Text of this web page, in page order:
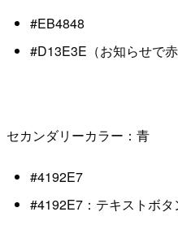
#EB4848
#D13E3E（お知らせで
セカンダリーカラー：青
#4192E7
#4192E7：テキストボタ